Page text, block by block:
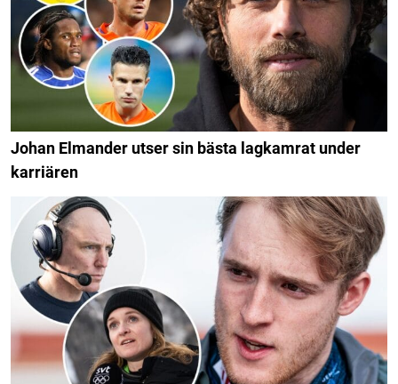
Johan Elmander utser sin bästa lagkamrat under
karriären